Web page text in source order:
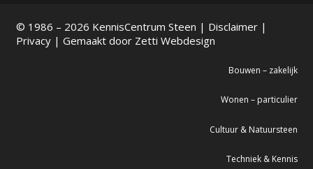
© 1986 – 2026 KennisCentrum Steen | Disclaimer|
Privacy| Gemaakt door Zetti Webdesign
Bouwen – zakelijk
Wonen – particulier
Cultuur & Natuursteen
Techniek & Kennis